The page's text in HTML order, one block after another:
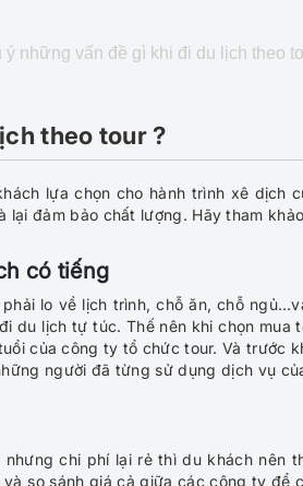
ý những vấn đề gì khi đi du lịch theo
theo tour ?
lựa chọn cho hành trình xê dịch
đảm bảo chất lượng. Hãy tham
có tiếng
lo về lịch trình, chỗ ăn, chỗ
du lịch tự túc. Thế nên khi chọn mua
của công ty tổ chức tour. Và trước
người đã từng sử dụng dịch vụ
chi phí lại rẻ thì du khách nên
so sánh giá cả giữa các công ty để